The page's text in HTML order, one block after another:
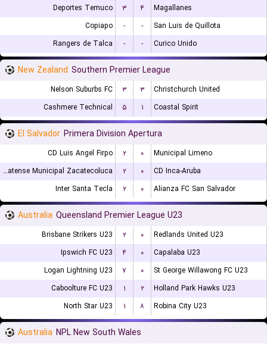
Deportes Temuco
۳ ۴
Magallanes
Copiapo
- -
San Luis de Quillota
Rangers de Talca
- - Curico Unido
New Zealand Southern Premier League
Nelson Suburbs FC ۳ ۳
Christchurch United
Cashmere Technical
۵ ۱ Coastal Spirit
El Salvador Primera Division Apertura
CD Luis Angel Firpo ۲ ۰
Municipal Limeno
CD Platense Municipal Zacatecoluca
۲ ۰
CD Inca-Aruba
Inter Santa Tecla
۲ ۰ Alianza FC San Salvador
Australia Queensland Premier League U23
Brisbane Strikers U23 ۲ ۰
Redlands United U23
Ipswich FC U23
۴ ۰
Capalaba U23
Logan Lightning U23
۷ ۰
St George Willawong FC U23
Caboolture FC U23
۱ ۲
Holland Park Hawks U23
North Star U23
۱ ۸ Robina City U23
Australia NPL New South Wales